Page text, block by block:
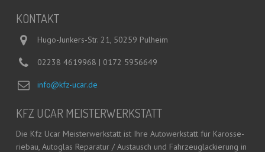
KON­TAKT
Hugo-Junkers-Str. 21, 50259 Pulheim
02238 4619968 | 0172 5956649
info@kfz-ucar.de
KFZ UCAR MEISTERWERKSTATT
Die Kfz Ucar Meis­ter­werk­statt ist Ihre Auto­werk­statt für Karos­se­
rie­bau, Auto­glas Repa­ra­tur / Aus­tausch und Fahr­zeug­la­ckie­rung in